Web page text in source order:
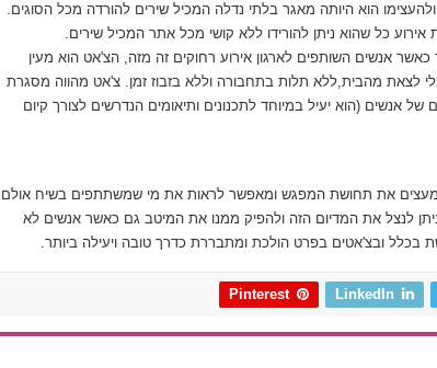
הוא היותה מאגר בלתי נדלה המכיל שירים להורדה מכל הסוגים.
כל שהוא ניתן להורידו ללא קושי מכל אתר המכיל שירים.
אנשים השותפים לארגון אירוע רחוקים זה מזה, הצ'אט הוא מעין
לצאת מהבית,ללא תלות בתחבורה וללא בזבוז זמן. צ'אט מהווה מסגרת
אנשים (הוא יעיל במיוחד לתכנונים ותיאומים הנדרשים לצורך קיום
מעצים את תחושת המפגש ומאפשר לראות את מי שמשתתפים בשיח אולם
לנצל את המדיום הזה ולהפיק ממנו את המיטב גם כאשר אנשים לא
ובצ'אטים בפרט הולכת ומתבררת כדרך טובה ויעילה ביותר.
LinkedIn
Pinterest